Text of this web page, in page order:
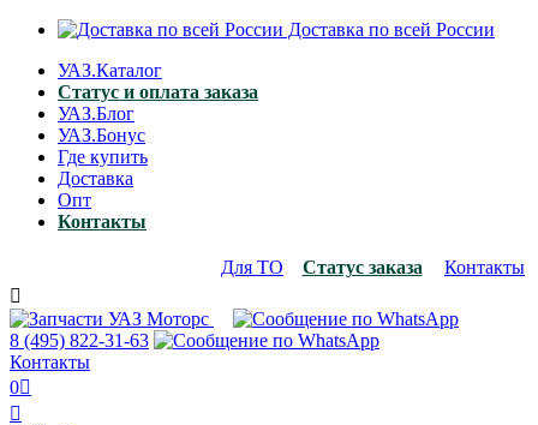
Доставка по всей России
УАЗ.Каталог
Статус и оплата заказа
УАЗ.Блог
УАЗ.Бонус
Где купить
Доставка
Опт
Контакты
Для ТО Статус заказа
Контакты

8 (495) 822-31-63
Контакты
0
